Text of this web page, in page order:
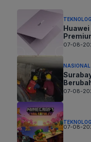
TEKNOLOGI
Huawei
07-08-
NASIONAL
07-08-
TEKNOLOGI
07-08-